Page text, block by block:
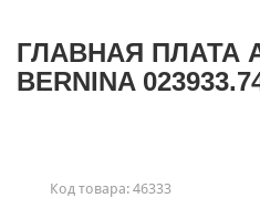
ГЛАВНАЯ ПЛАТА
BERNINA
Код товара: 46333